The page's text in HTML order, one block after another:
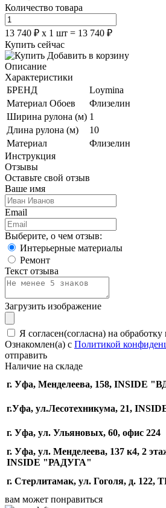
Количество товара
13 740 ₽ х 1 шт = 13 740 ₽
Купить сейчас
Добавить в корзину
Описание
Характеристики
БРЕНД
Loymina
Материал Обоев
Флизелин
Ширина рулона (м) 1
Длина рулона (м)
10
Материал
Флизелин
Инструкция
Отзывы
Оставьте свой отзыв
Ваше имя
Email
Выберите, о чем отзыв:
Интерьерные материалы
Ремонт
Текст отзыва
Загрузить изображение
Я согласен(согласна) на
Ознакомлен(а) с Политикой
отправить
Наличие на складе
г. Уфа, Менделеева, 158, INSIDE
г.Уфа, ​ул.Лесотехникума, 21,
г. Уфа, ул. Ульяновых, 60, офис 224
г. Уфа, ул. Менделеева, 137 к4, ​2
INSIDE "РАДУГА"
г. Стерлитамак, ул. Гоголя, д. 122,
вам может понравиться